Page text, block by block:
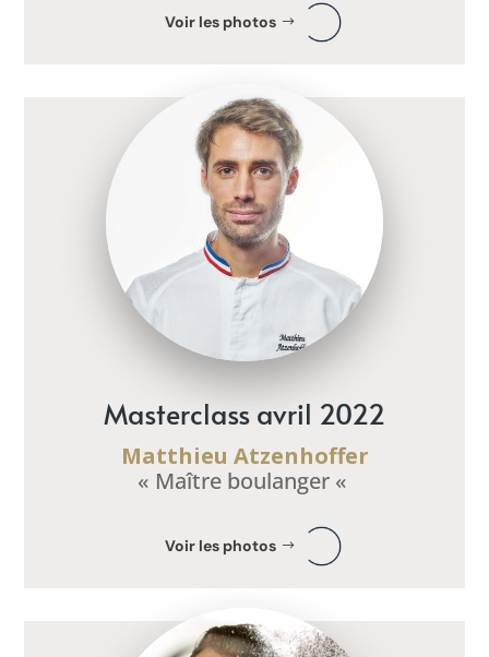
Voir les photos
Masterclass avril 2022
Matthieu Atzenhoffer
« Maître boulanger «
Voir les photos